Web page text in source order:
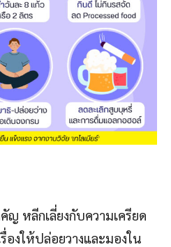
ญ หลีกเลี่ยงกับความเครียด
องให้ปล่อยวางและมองใน